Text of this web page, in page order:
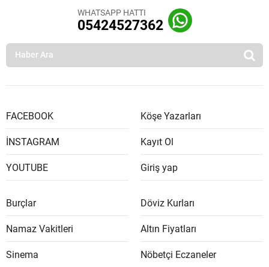
WHATSAPP HATTI
05424527362
FACEBOOK
İNSTAGRAM
YOUTUBE
Köşe Yazarları
Kayıt Ol
Giriş yap
Burçlar
Namaz Vakitleri
Sinema
Döviz Kurları
Altın Fiyatları
Nöbetçi Eczaneler